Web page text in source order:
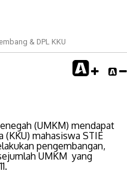
& DPL KKU
(UMKM) mendapat
(KKU) mahasiswa STIE
pengembangan,
UMKM yang